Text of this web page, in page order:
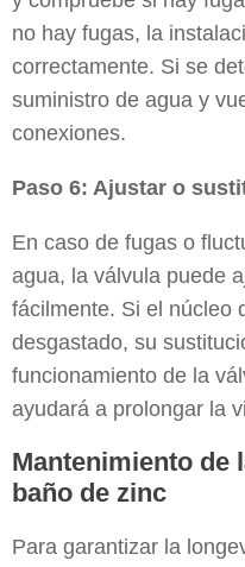
no hay fugas, la
correctamente. Si se
suministro de agua y
conexiones.
Paso 6: Ajustar o
En caso de fugas o
agua, la válvula puede
fácilmente. Si el núcleo
desgastado, su
funcionamiento de la
ayudará a prolongar la
Mantenimiento de
baño de zinc
Para garantizar la